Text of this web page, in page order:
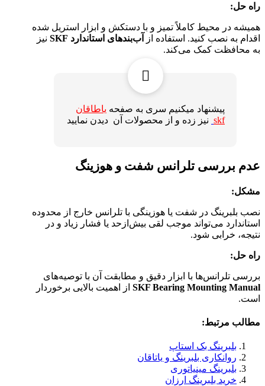
راه حل:
همیشه در محیط کاملاً تمیز و با دستکش و ابزار استریل شده
اقدام به نصب کنید. استفاده از
آب‌بندهای استاندارد SKF
نیز
به محافظت کمک می‌کند.
پیشنهاد میکنیم سری به صفحه یاطاقان
skf نیز زده و از محصولات آن دیدن نمایید
عدم بررسی تلرانس شفت و هوزینگ
مشکل:
نصب بلبرینگ در شفت یا هوزینگی با تلرانس خارج از محدوده
استاندارد می‌تواند موجب لقی بیش‌ازحد یا فشار زیاد و در
نتیجه، خرابی شود.
راه حل:
بررسی تلرانس‌ها با ابزار دقیق و مطابقت آن با توصیه‌های
SKF Bearing Mounting Manual از اهمیت بالایی برخوردار
است.
مطالب مرتبط:
بلبرینگ بک استاپ
روانکاری بلبرینگ و یاتاقان
بلبرینگ مینیاتوری
خرید بلبرینگ ارزان